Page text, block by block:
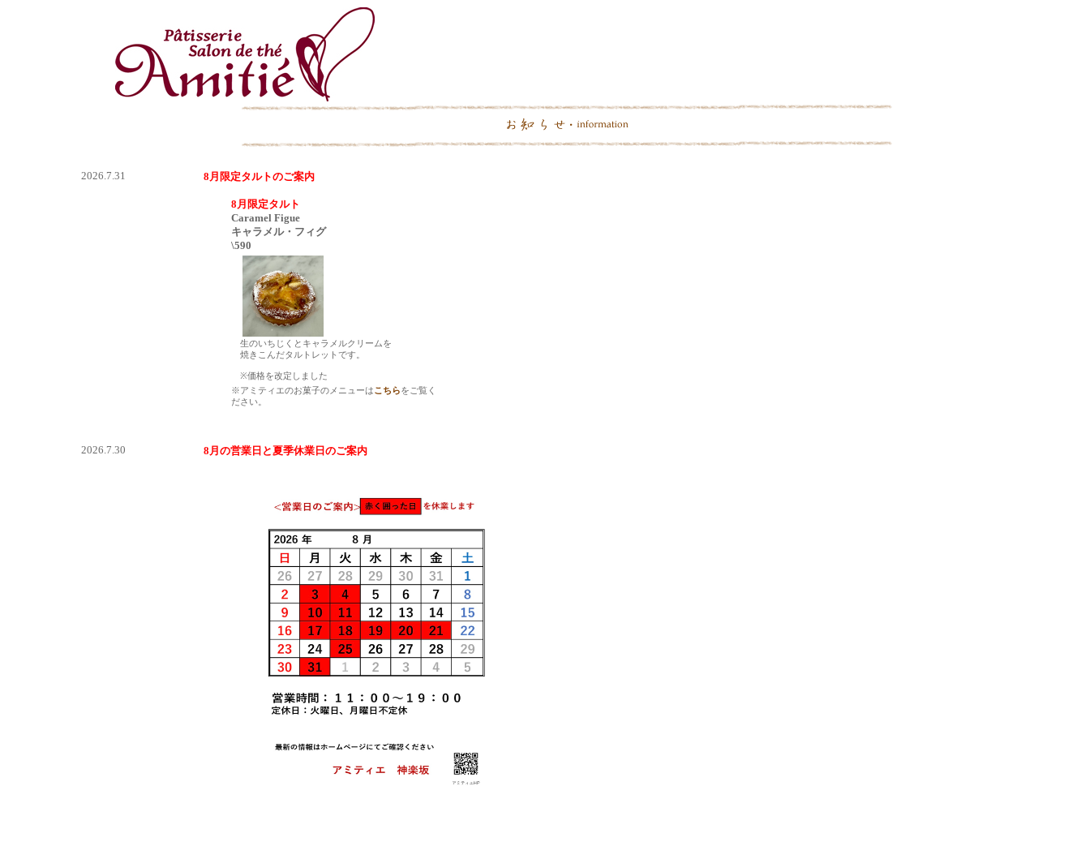
2026.7.31 8月限定タルトのご案内
8月限定タルト
Caramel Figue
キャラメル・フィグ
\590
生のいちじくとキャラメルクリームを
焼きこんだタルトレットです。
※価格を改定しました
※アミティエのお菓子のメニューはこちらをご覧く
ださい。
2026.7.30 8月の営業日と夏季休業日のご案内